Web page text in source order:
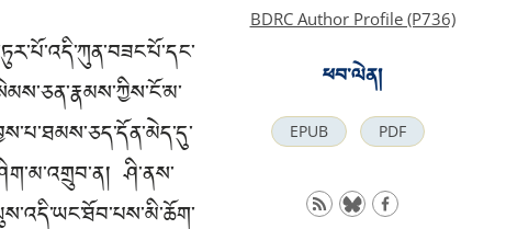
ཤི་ནས་
BDRC Author Profile (P736)
ཕབ་ལེན།
EPUB PDF